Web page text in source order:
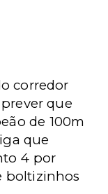
corredor
que
de 100m
que
4 por
boltizinhos